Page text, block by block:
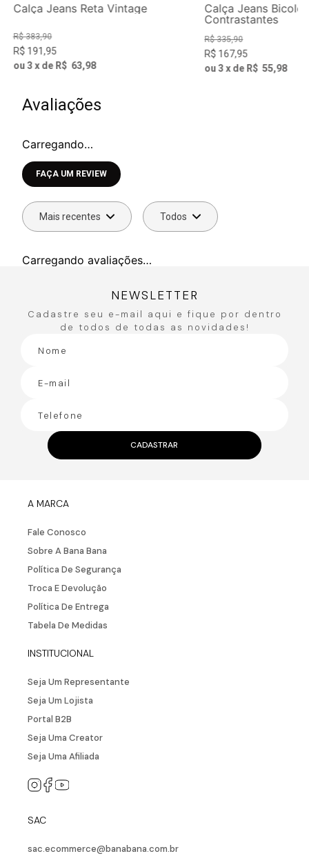
Calça Jeans Reta Vintage
R$ 383,90
R$ 191,95
ou3x de R$ 63,98
Calça Jeans
Contrastantes
R$ 335,90
R$ 167,95
ou 3 x de R$ 55,98
Avaliações
Carregando…
Faça login para escrever uma avaliação.
Mais recentes Todos
Carregando avaliações…
NEWSLETTER
Cadastre seu e-mail aqui e fique por dentro
de todos de todas as novidades!
CADASTRAR
A MARCA
Fale Conosco
Sobre A Bana Bana
Política De Segurança
Troca E Devolução
Política De Entrega
Tabela De Medidas
INSTITUCIONAL
Seja Um Representante
Seja Um Lojista
Portal B2B
Seja Uma Creator
Seja Uma Afiliada
SAC
sac.ecommerce@banabana.com.br